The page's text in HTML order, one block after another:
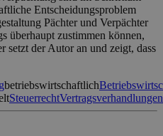
Entscheidungsproblem
Pächter und Verpächter
überhaupt zustimmen können,
setzt der Autor an und zeigt, dass
betriebswirtschaftlich
SteuerrechtVertragsverhandlungen